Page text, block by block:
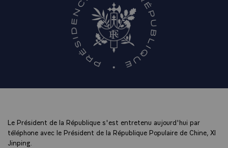
Le Président de la République s'est entretenu aujourd'hui par
téléphone avec le Président de la République Populaire de Chine, XI
Jinping.